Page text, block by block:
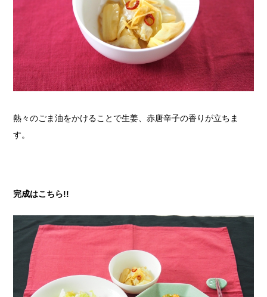
熱々のごま油をかけることで生姜、赤唐辛子の香りが立ちま
す。
完成はこちら!!